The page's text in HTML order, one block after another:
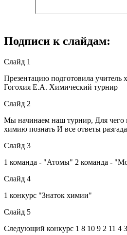
Подписи к слайдам:
Слайд 1
Презентацию подготовила
Гогохия Е.А. Химический турнир
Слайд 2
Мы начинаем наш турнир, Для чего
химию познать И все ответы
Слайд 3
1 команда - "Атомы" 2 команда -
Слайд 4
1 конкурс "Знаток химии"
Слайд 5
Следующий конкурс 1 8 10 9 2 11 4